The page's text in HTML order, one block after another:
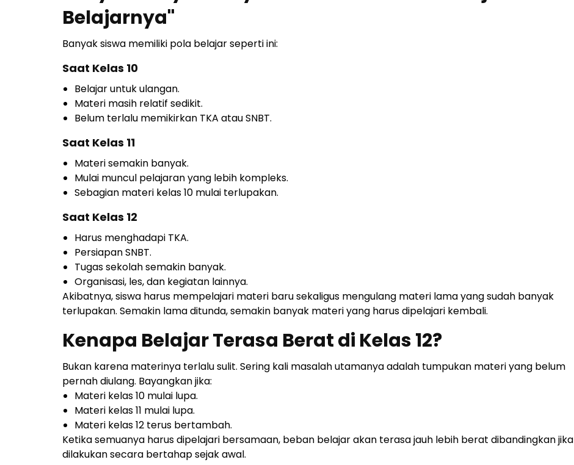
Belajarnya"
Banyak siswa memiliki pola belajar seperti ini:
Saat Kelas 10
Belajar untuk ulangan.
Materi masih relatif sedikit.
Belum terlalu memikirkan TKA atau SNBT.
Saat Kelas 11
Materi semakin banyak.
Mulai muncul pelajaran yang lebih kompleks.
Sebagian materi kelas 10 mulai terlupakan.
Saat Kelas 12
Harus menghadapi TKA.
Persiapan SNBT.
Tugas sekolah semakin banyak.
Organisasi, les, dan kegiatan lainnya.
Akibatnya, siswa harus mempelajari materi baru sekaligus mengulang materi lama yang sudah banyak
terlupakan. Semakin lama ditunda, semakin banyak materi yang harus dipelajari kembali.
Kenapa Belajar Terasa Berat di Kelas 12?
Bukan karena materinya terlalu sulit. Sering kali masalah utamanya adalah tumpukan materi yang belum
pernah diulang. Bayangkan jika:
Materi kelas 10 mulai lupa.
Materi kelas 11 mulai lupa.
Materi kelas 12 terus bertambah.
Ketika semuanya harus dipelajari bersamaan, beban belajar akan terasa jauh lebih berat dibandingkan jika
dilakukan secara bertahap sejak awal.